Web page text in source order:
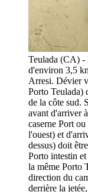
Teulada (CA) -
d'environ 3,5
Arresi. Dévier
Porto Teulada)
de la côte sud.
avant d'arriver
caserne Port
l'ouest) et
dessus) doit
Porto intestin
la même Porto
direction du
derrière la